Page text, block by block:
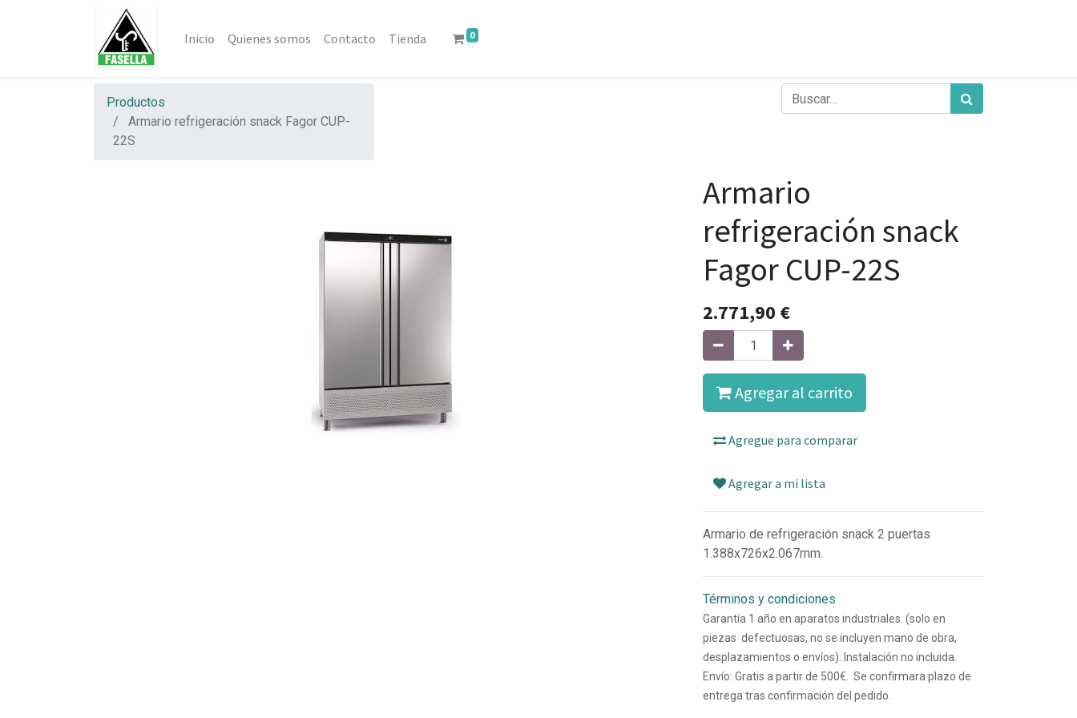
Inicio Quienes somos Contacto Tienda 0
Productos
Armario refrigeración snack Fagor CUP-
22S
Armario
refrigeración snack
Fagor CUP-22S
2.771,90 €
Agregar al carrito
Agregue para comparar
Agregar a mi lista
Armario de refrigeración snack 2 puertas
1.388x726x2.067mm.
Términos y condiciones
Garantía 1 año en aparatos industriales. (solo en
piezas defectuosas, no se incluyen mano de obra,
desplazamientos o envíos). Instalación no incluida.
Envío: Gratis a partir de 500€. Se confirmara plazo de
entrega tras confirmación del pedido.